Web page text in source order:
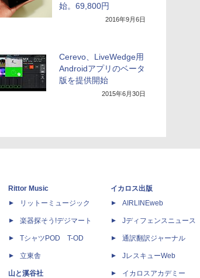
始。69,800円
2016年9月6日
Cerevo、LiveWedge用
Androidアプリのベータ
版を提供開始
2015年6月30日
Rittor Music
リットーミュージック
楽器探そう!デジマート
TシャツPOD T-OD
立東舎
山と溪谷社
イカロス出版
AIRLINEweb
Jディフェンスニュース
通訳翻訳ジャーナル
JレスキューWeb
イカロスアカデミー